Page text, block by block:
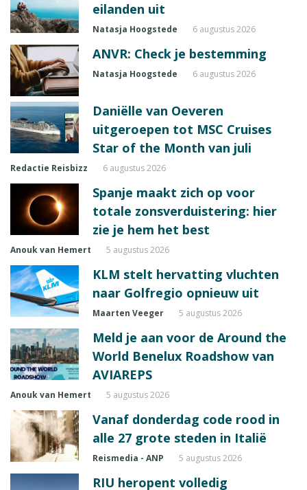
eilanden uit
Natasja Hoogstede 6 augustus 2026
ANVR: Check je bestemming
Natasja Hoogstede 6 augustus 2026
Daniëlle van Oeveren
uitgeroepen tot MSC Cruises
Star of the Month van juli
Redactie Reisbizz 6 augustus 2026
Spanje maakt zich op voor
totale zonsverduistering: hier
zie je hem het best
Anouk van Hemert 5 augustus 2026
KLM stelt hervatting vluchten
naar Golfregio opnieuw uit
Maarten Veeger 5 augustus 2026
Meld je aan voor de Around the
World Benelux Roadshow van
AVIAREPS
Anouk van Hemert 5 augustus 2026
Vanaf donderdag code rood in
alle 27 grote steden in Italië
Reismedia - ANP 5 augustus 2026
RIU heropent volledig